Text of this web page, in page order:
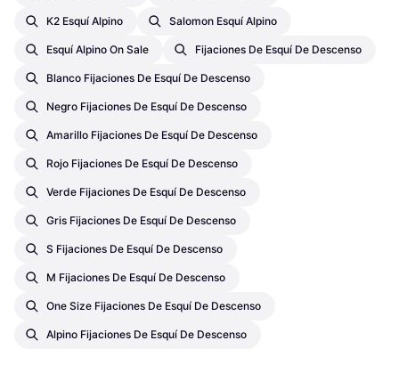
K2 Esquí Alpino Salomon Esquí Alpino
Esquí Alpino On Sale Fijaciones De Esquí De Descenso
Blanco Fijaciones De Esquí De Descenso
Negro Fijaciones De Esquí De Descenso
Amarillo Fijaciones De Esquí De Descenso
Rojo Fijaciones De Esquí De Descenso
Verde Fijaciones De Esquí De Descenso
Gris Fijaciones De Esquí De Descenso
S Fijaciones De Esquí De Descenso
M Fijaciones De Esquí De Descenso
One Size Fijaciones De Esquí De Descenso
Alpino Fijaciones De Esquí De Descenso